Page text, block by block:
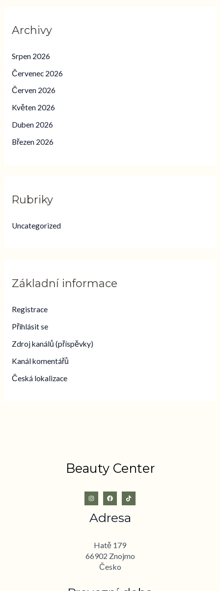
Archivy
Srpen 2026
Červenec 2026
Červen 2026
Květen 2026
Duben 2026
Březen 2026
Rubriky
Uncategorized
Základní informace
Registrace
Přihlásit se
Zdroj kanálů (příspěvky)
Kanál komentářů
Česká lokalizace
Beauty Center
Adresa
Hatě 179
66902 Znojmo
Česko